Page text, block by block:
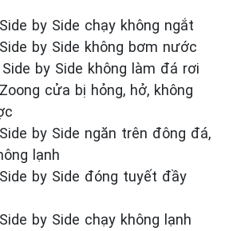
by Side chạy không ngắt
by Side không bơm nước
by Side không làm đá rơi
cửa bị hỏng, hở, không
by Side ngăn trên đông đá,
lạnh
by Side đóng tuyết đầy
by Side chạy không lạnh